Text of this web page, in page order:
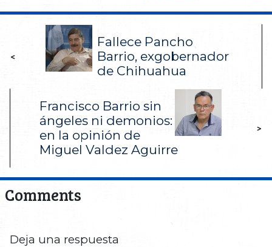
<
Fallece Pancho
Barrio, exgobernador
de Chihuahua
Francisco Barrio sin
ángeles ni demonios:
en la opinión de
Miguel Valdez Aguirre
>
Comments
Deja una respuesta